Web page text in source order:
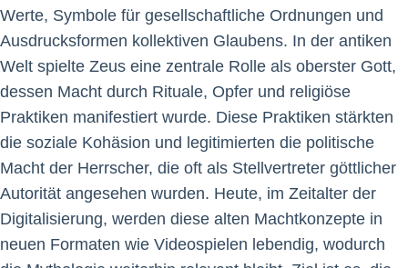
Werte, Symbole für gesellschaftliche Ordnungen und
Ausdrucksformen kollektiven Glaubens. In der antiken
Welt spielte Zeus eine zentrale Rolle als oberster Gott,
dessen Macht durch Rituale, Opfer und religiöse
Praktiken manifestiert wurde. Diese Praktiken stärkten
die soziale Kohäsion und legitimierten die politische
Macht der Herrscher, die oft als Stellvertreter göttlicher
Autorität angesehen wurden. Heute, im Zeitalter der
Digitalisierung, werden diese alten Machtkonzepte in
neuen Formaten wie Videospielen lebendig, wodurch